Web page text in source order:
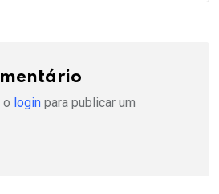
o login para publicar um